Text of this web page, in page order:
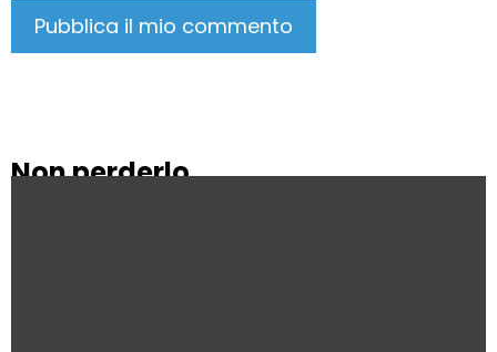
Non perderlo